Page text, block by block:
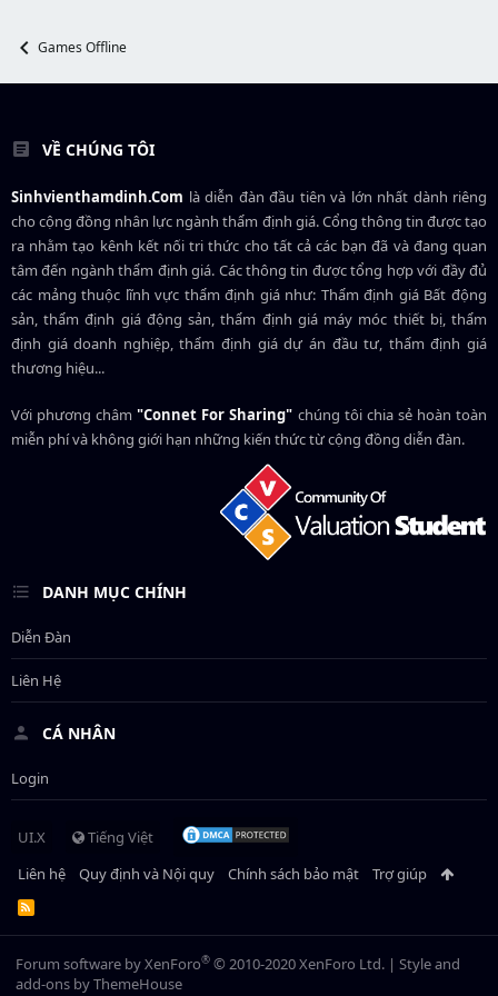
Games Offline
VỀ CHÚNG TÔI
Sinhvienthamdinh.Com là diễn đàn đầu tiên và lớn nhất dành riêng
cho cộng đồng nhân lực ngànhthẩm định giá. Cổng thông tin được tạo
ra nhằm tạo kênh kết nối tri thức cho tất cả các bạn đã và đang quan
tâm đến ngành thẩm định giá. Các thông tin được tổng hợp với đầy đủ
các mảng thuộc lĩnh vực thẩm định giá như: Thẩm định giá Bất động
sản, thẩm định giá động sản, thẩm định giá máy móc thiết bị, thẩm
định giá doanh nghiệp, thẩm định giá dự án đầu tư, thẩm định giá
thương hiệu...
Với phương châm"Connet For Sharing" chúng tôi chia sẻ hoàn toàn
miễn phí và không giới hạn những kiến thức từ cộng đồng diễn đàn.
DANH MỤC CHÍNH
Diễn Đàn
Liên Hệ
CÁ NHÂN
Login
UI.X
Tiếng Việt
Liên hệ
Quy định và Nội quy Chính sách bảo mật Trợ giúp
R
S
S
Forum software by XenForo® © 2010-2020 XenForo Ltd. | Style and
add-ons by ThemeHouse